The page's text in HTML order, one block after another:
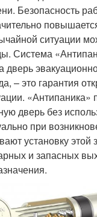
Безопасность
ситуации
Система
дверь
– это гарантия
«Антипаника»
дверь без
при
установку этой
и запасных